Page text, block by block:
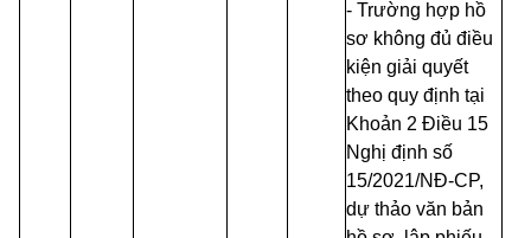
- Trường hợp hồ
sơ không đủ điều
kiện giải quyết
theo quy định tại
Khoản 2 Điều 15
Nghị định số
15/2021/NĐ-CP,
dự thảo văn bản